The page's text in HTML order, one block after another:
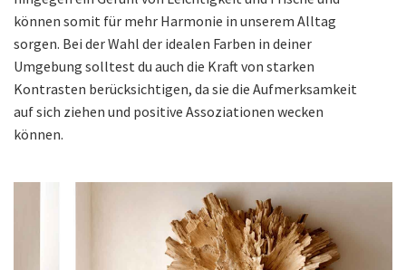
können somit für mehr Harmonie in unserem Alltag
sorgen. Bei der Wahl der idealen Farben in deiner
Umgebung solltest du auch die Kraft von starken
Kontrasten berücksichtigen, da sie die Aufmerksamkeit
auf sich ziehen und positive Assoziationen wecken
können.